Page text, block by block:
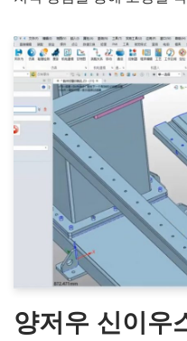
양저우 신이우